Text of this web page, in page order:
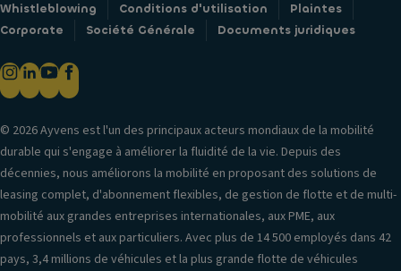
Whistleblowing
Conditions d'utilisation
Plaintes
Corporate
Société Générale Documents juridiques
© 2026 Ayvens est l'un des principaux acteurs mondiaux de la mobilité
durable qui s'engage à améliorer la fluidité de la vie. Depuis des
décennies, nous améliorons la mobilité en proposant des solutions de
leasing complet, d'abonnement flexibles, de gestion de flotte et de multi-
mobilité aux grandes entreprises internationales, aux PME, aux
professionnels et aux particuliers. Avec plus de 14 500 employés dans 42
pays, 3,4 millions de véhicules et la plus grande flotte de véhicules